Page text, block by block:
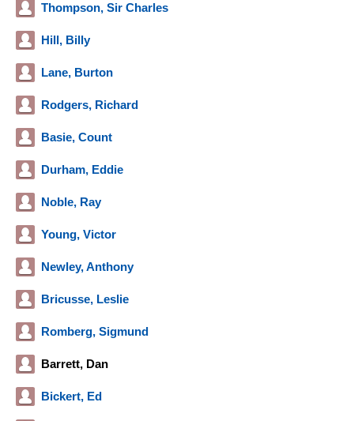
Thompson, Sir Charles
Hill, Billy
Lane, Burton
Rodgers, Richard
Basie, Count
Durham, Eddie
Noble, Ray
Young, Victor
Newley, Anthony
Bricusse, Leslie
Romberg, Sigmund
Barrett, Dan
Bickert, Ed